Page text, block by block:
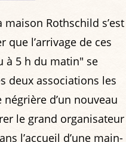
maison Rothschild s’est
que l’arrivage de ces
à 5 h du matin" se
deux associations les
d’un nouveau
le grand organisateur
l’accueil d’une main-